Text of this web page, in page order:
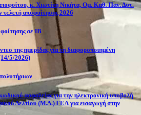
κ. Χιωτίνη Νικήτα, Ομ. Καθ. Παν. Δυτ.
τελετή αποφοίτησης 2026
σε ΙΒ
της ημερίδας για τη διαφοροποιημένη
5/2026)
ασφαλείας για την ηλεκτρονική υποβολή
Δελτίου (Μ.Δ.) ΓΕΛ για εισαγωγή στην